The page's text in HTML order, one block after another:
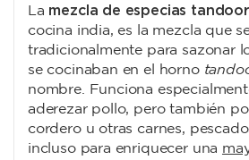
La mezcla de especias
cocina india, es la mezcla que
tradicionalmente para sazonar
se cocinaban en el horno
nombre. Funciona
aderezar pollo, pero también
cordero u otras carnes,
incluso para enriquecer una